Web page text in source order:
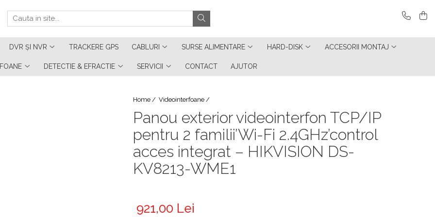
DVR ȘI NVR TRACKERE GPS CABLURI SURSE ALIMENTARE HARD-DISK ACCESORII MONTAJ
DETECTIE & EFRACTIE SERVICII CONTACT AJUTOR
Home / Videointerfoane /
Panou exterior videointerfon TCP/IP
pentru 2 familii’Wi-Fi 2.4GHz’control
acces integrat – HIKVISION DS-
KV8213-WME1
921,00 Lei